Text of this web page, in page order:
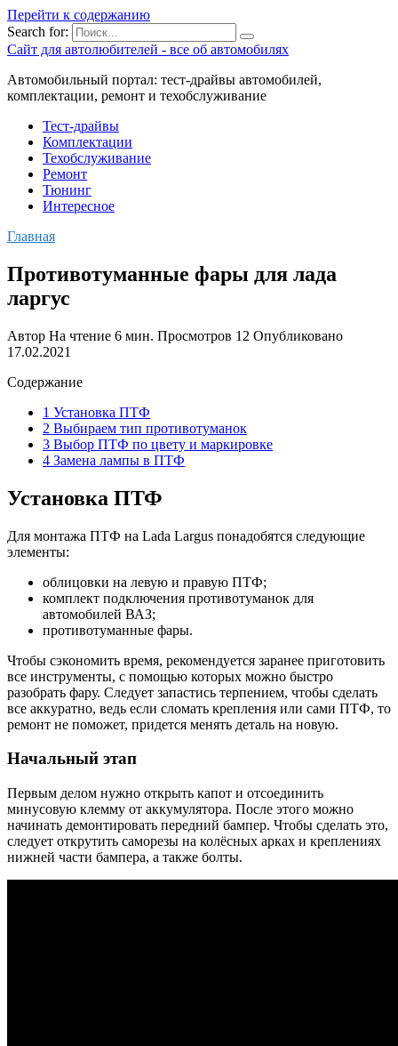
Перейти к содержанию
Search for:
Сайт для автолюбителей - все об автомобилях
Автомобильный портал: тест-драйвы автомобилей,
комплектации, ремонт и техобслуживание
Тест-драйвы
Комплектации
Техобслуживание
Ремонт
Тюнинг
Интересное
Главная
Противотуманные фары для лада
ларгус
Автор На чтение 6 мин. Просмотров 12 Опубликовано
17.02.2021
Содержание
1 Установка ПТФ
2 Выбираем тип противотуманок
3 Выбор ПТФ по цвету и маркировке
4 Замена лампы в ПТФ
Установка ПТФ
Для монтажа ПТФ на Lada Largus понадобятся следующие
элементы:
облицовки на левую и правую ПТФ;
комплект подключения противотуманок для
автомобилей ВАЗ;
противотуманные фары.
Чтобы сэкономить время, рекомендуется заранее приготовить
все инструменты, с помощью которых можно быстро
разобрать фару. Следует запастись терпением, чтобы сделать
все аккуратно, ведь если сломать крепления или сами ПТФ, то
ремонт не поможет, придется менять деталь на новую.
Начальный этап
Первым делом нужно открыть капот и отсоединить
минусовую клемму от аккумулятора. После этого можно
начинать демонтировать передний бампер. Чтобы сделать это,
следует открутить саморезы на колёсных арках и креплениях
нижней части бампера, а также болты.